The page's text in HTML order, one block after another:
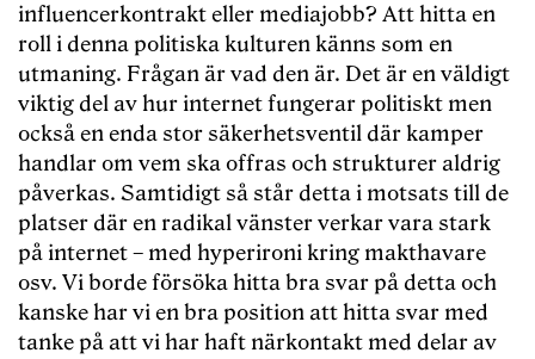
influencerkontrakt eller mediajobb? Att hitta en
roll i denna politiska kulturen känns som en
utmaning. Frågan är vad den är. Det är en väldigt
viktig del av hur internet fungerar politiskt men
också en enda stor säkerhetsventil där kamper
handlar om vem ska offras och strukturer aldrig
påverkas. Samtidigt så står detta i motsats till de
platser där en radikal vänster verkar vara stark
på internet – med hyperironi kring makthavare
osv. Vi borde försöka hitta bra svar på detta och
kanske har vi en bra position att hitta svar med
tanke på att vi har haft närkontakt med delar av